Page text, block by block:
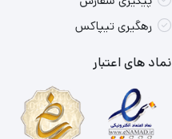
رهگیری تیپاکس
نماد های اعتبار